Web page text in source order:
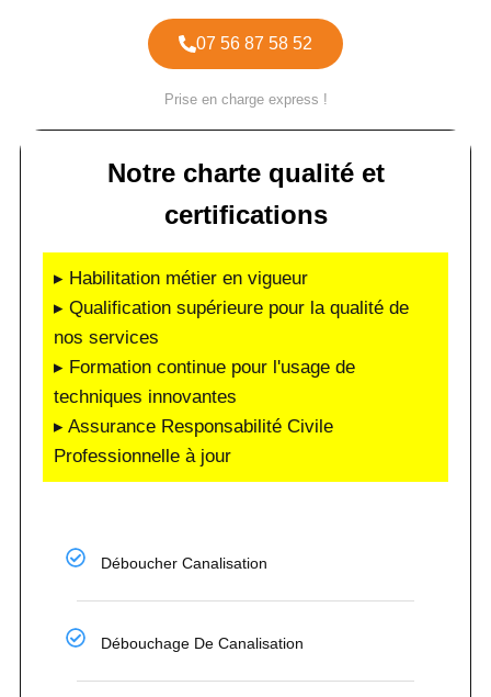
07 56 87 58 52
Prise en charge express !
Notre charte qualité et
certifications
▸ Habilitation métier en vigueur
▸ Qualification supérieure pour la qualité de
nos services
▸ Formation continue pour l'usage de
techniques innovantes
▸ Assurance Responsabilité Civile
Professionnelle à jour
Déboucher Canalisation
Débouchage De Canalisation